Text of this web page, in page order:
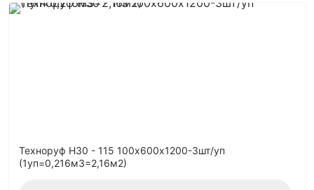
Техноруф Н30 - 115 100х600х1200-3шт/уп
(1уп=0,216м3=2,16м2)